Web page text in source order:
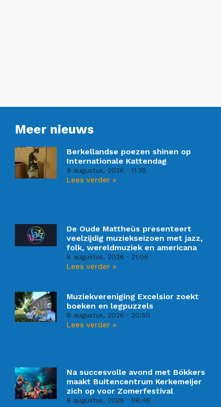
Meer nieuws
Berkellandse poezen shinen op
Internationale Kattendag
9 augustus, 2026 11:35
Lees verder »
De Oude Mattheüs presenteert
veelzijdig muziekseizoen met jazz,
folk, wereldmuziek en americana
8 augustus, 2026 21:06
Lees verder »
Muziekvereniging Excelsior zoekt
boeken en legpuzzels
8 augustus, 2026 20:50
Lees verder »
Na succesvolle avond met Bökkers
maakt Buitencentrum Kerkemeijer
zich op voor Zomerfestival
8 augustus, 2026 08:49